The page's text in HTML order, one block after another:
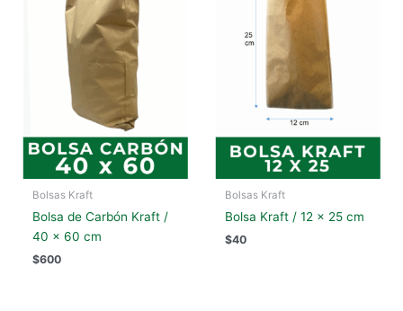
Bolsas Kraft
Bolsa de Carbón Kraft /
40 x 60 cm
$600
Bolsas Kraft
Bolsa Kraft / 12 x 25 cm
$40